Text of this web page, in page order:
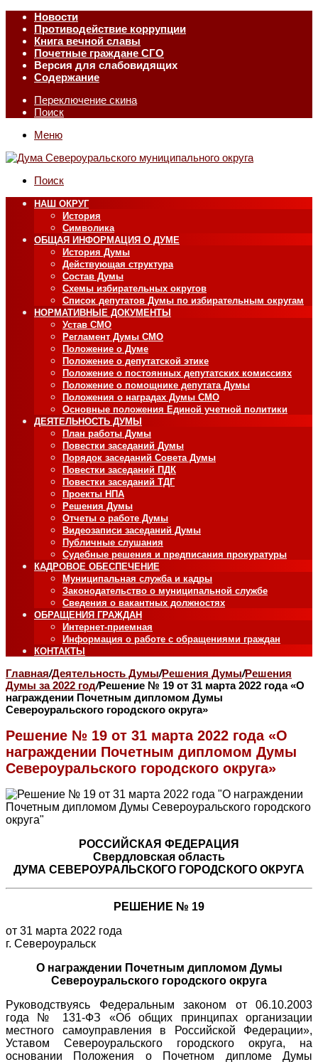
Новости
Противодействие коррупции
Книга вечной славы
Почетные граждане СГО
Версия для слабовидящих
Содержание
Переключение скина
Поиск
Меню
Поиск
НАШ ОКРУГ
История
Символика
ОБЩАЯ ИНФОРМАЦИЯ О ДУМЕ
История Думы
Действующая структура
Состав Думы
Схемы избирательных округов
Список депутатов Думы по избирательным округам
НОРМАТИВНЫЕ ДОКУМЕНТЫ
Устав СМО
Регламент Думы СМО
Положение о Думе
Положение о депутатской этике
Положение о постоянных депутатских комиссиях
Положение о помощнике депутата Думы
Положения о наградах Думы СМО
Основные положения Единой учетной политики
ДЕЯТЕЛЬНОСТЬ ДУМЫ
План работы Думы
Повестки заседаний Думы
Порядок заседаний Совета Думы
Повестки заседаний ПДК
Повестки заседаний ТДГ
Проекты НПА
Решения Думы
Отчеты о работе Думы
Видеозаписи заседаний Думы
Публичные слушания
Судебные решения и предписания прокуратуры
КАДРОВОЕ ОБЕСПЕЧЕНИЕ
Муниципальная служба и кадры
Законодательство о муниципальной службе
Сведения о вакантных должностях
ОБРАЩЕНИЯ ГРАЖДАН
Интернет-приемная
Информация о работе с обращениями граждан
КОНТАКТЫ
Главная/Деятельность Думы/Решения Думы/Решения
Думы за 2022 год/Решение № 19 от 31 марта 2022 года «О
награждении Почетным дипломом Думы
Североуральского городского округа»
Решение № 19 от 31 марта 2022 года «О
награждении Почетным дипломом Думы
Североуральского городского округа»
РОССИЙСКАЯ ФЕДЕРАЦИЯ
Свердловская область
ДУМА СЕВЕРОУРАЛЬСКОГО ГОРОДСКОГО ОКРУГА
РЕШЕНИЕ № 19
от 31 марта 2022 года
г. Североуральск
О награждении Почетным дипломом Думы
Североуральского городского округа
Руководствуясь Федеральным законом от 06.10.2003
года № 131-ФЗ «Об общих принципах организации
местного самоуправления в Российской Федерации»,
Уставом Североуральского городского округа, на
основании Положения о Почетном дипломе Думы